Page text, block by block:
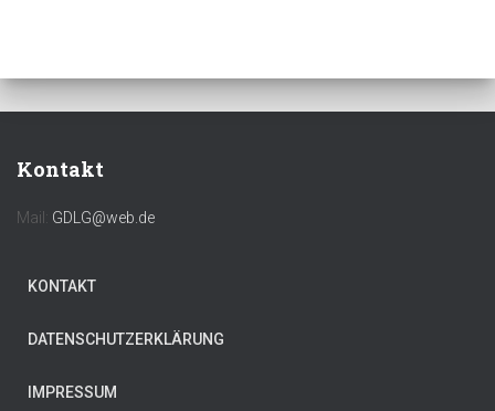
Kontakt
Mail: GDLG@web.de
KONTAKT
DATENSCHUTZERKLÄRUNG
IMPRESSUM